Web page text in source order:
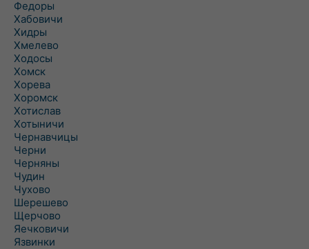
Федоры
Хабовичи
Хидры
Хмелево
Ходосы
Хомск
Хорева
Хоромск
Хотислав
Хотыничи
Чернавчицы
Черни
Черняны
Чудин
Чухово
Шерешево
Щерчово
Яечковичи
Язвинки